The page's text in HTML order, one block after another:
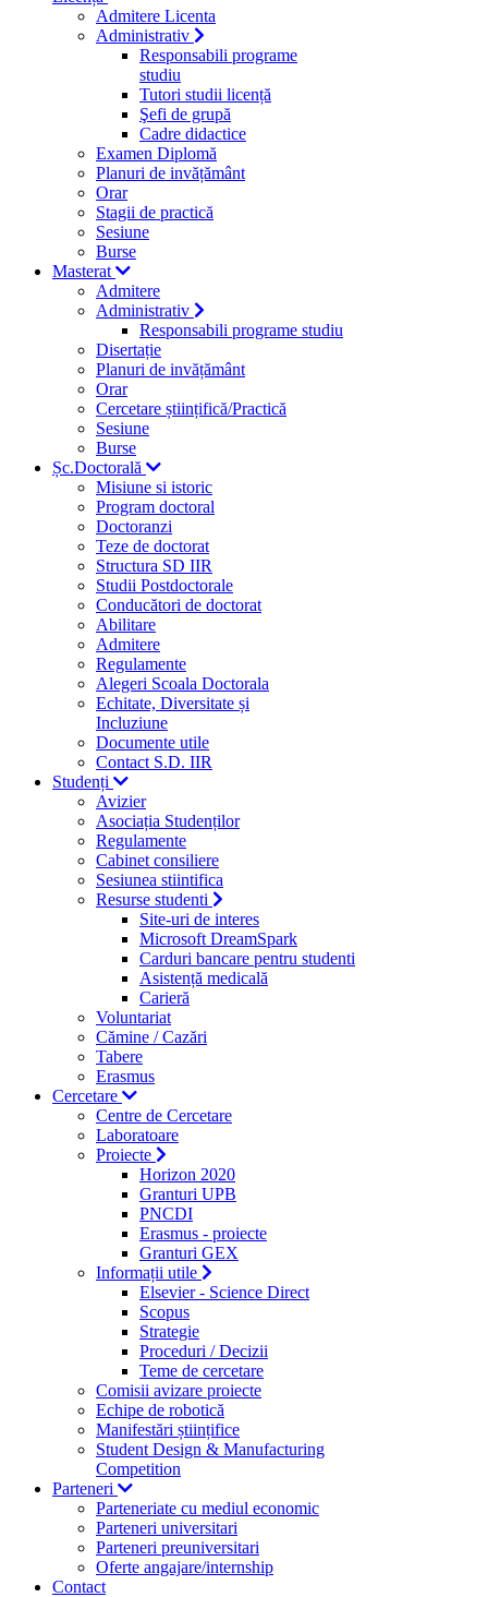
Admitere Licenta
Administrativ
Responsabili programe
studiu
Tutori studii licență
Şefi de grupă
Cadre didactice
Examen Diplomă
Planuri de invățământ
Orar
Stagii de practică
Sesiune
Burse
Masterat
Admitere
Administrativ
Responsabili programe studiu
Disertație
Planuri de invățământ
Orar
Cercetare științifică/Practică
Sesiune
Burse
Șc.Doctorală
Misiune si istoric
Program doctoral
Doctoranzi
Teze de doctorat
Structura SD IIR
Studii Postdoctorale
Conducători de doctorat
Abilitare
Admitere
Regulamente
Alegeri Scoala Doctorala
Echitate, Diversitate și
Incluziune
Documente utile
Contact S.D. IIR
Studenți
Avizier
Asociația Studenților
Regulamente
Cabinet consiliere
Sesiunea stiintifica
Resurse studenti
Site-uri de interes
Microsoft DreamSpark
Carduri bancare pentru studenti
Asistență medicală
Carieră
Voluntariat
Cămine / Cazări
Tabere
Erasmus
Cercetare
Centre de Cercetare
Laboratoare
Proiecte
Horizon 2020
Granturi UPB
PNCDI
Erasmus - proiecte
Granturi GEX
Informații utile
Elsevier - Science Direct
Scopus
Strategie
Proceduri / Decizii
Teme de cercetare
Comisii avizare proiecte
Echipe de robotică
Manifestări științifice
Student Design & Manufacturing
Competition
Parteneri
Parteneriate cu mediul economic
Parteneri universitari
Parteneri preuniversitari
Oferte angajare/internship
Contact